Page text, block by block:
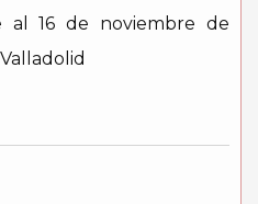
al 16 de noviembre de